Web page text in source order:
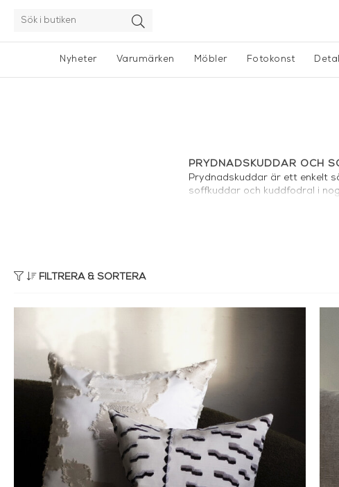
Nyheter Varumärken Möbler Fotokonst
PRYDNADSKUDDAR OCH
Prydnadskuddar är ett enkelt
soffkuddar och kuddfodral i
Söker du något unikt erbjuder
MÅTTSYDDA KUDDFODRAL
För dig som inte hittar rätt
uppskattat alternativ. Genom
soffkuddar som är helt
SKAPA EN PERSONLIG
Prydnadskuddar är en av
addera färg och skapa
mönster kan du skapa ett
FILTRERA & SORTERA